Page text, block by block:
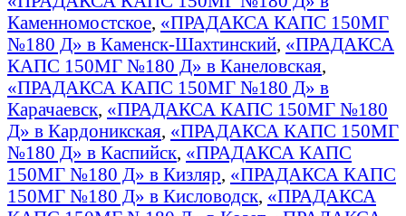
Каменномостское, «ПРАДАКСА КАПС 150МГ
№180 Д» в Каменск-Шахтинский, «ПРАДАКСА
КАПС 150МГ №180 Д» в Канеловская,
«ПРАДАКСА КАПС 150МГ №180 Д» в
Карачаевск, «ПРАДАКСА КАПС 150МГ №180
Д» в Кардоникская, «ПРАДАКСА КАПС 150МГ
№180 Д» в Каспийск, «ПРАДАКСА КАПС
150МГ №180 Д» в Кизляр, «ПРАДАКСА КАПС
150МГ №180 Д» в Кисловодск, «ПРАДАКСА